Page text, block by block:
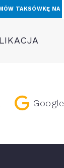
TAKSÓWKĘ NA
Google